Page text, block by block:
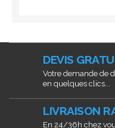
DEVIS
Votre demande de
en quelques clics...
LIVRAISON
En 24/36h chez